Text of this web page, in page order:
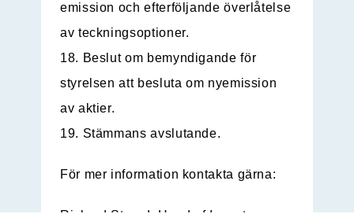
emission och efterföljande överlåtelse
av teckningsoptioner.
18. Beslut om bemyndigande för
styrelsen att besluta om nyemission
av aktier.
19. Stämmans avslutande.
För mer information kontakta gärna: